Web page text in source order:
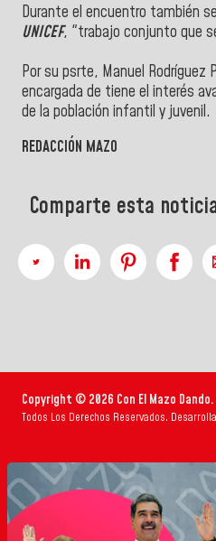
Durante el encuentro también
UNICEF, "trabajo conjunto que
Por su psrte, Manuel Rodríguez
encargada de tiene el interés
de la población infantil y juvenil.
REDACCIÓN MAZO
Comparte esta
Copyright © 2026 Con El Mazo Dando.
Todos Los Derechos Reservados.